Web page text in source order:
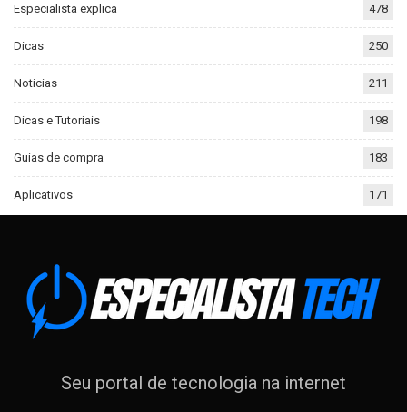
Especialista explica 478
Dicas 250
Noticias 211
Dicas e Tutoriais 198
Guias de compra 183
Aplicativos 171
Seu portal de tecnologia na internet